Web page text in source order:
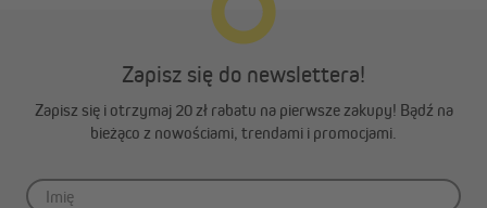
Wygodny montaż bezinwazyjny
Montaż rolety plisowanej Pure jest wyjątkowo prosty —
odbywa się za pomocą uchwytów zaciskowych montowanych
bezpośrednio na ramie okna. Uchwyty są dołączone do zestawu
i pasują do skrzydeł okiennych o grubości od 15 do 26 mm.
Wysokiej jakości tkaniny poliestrowe
Zapisz się do newslettera!
Zapisz się i otrzymaj 20 zł rabatu na pierwsze zakupy! Bądź na
bieżąco z nowościami, trendami i promocjami.